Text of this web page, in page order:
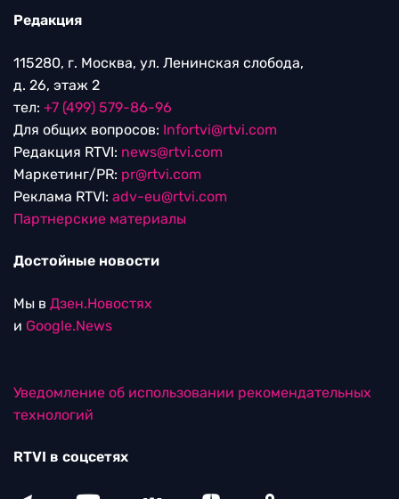
Редакция
115280, г. Москва, ул. Ленинская слобода,
д. 26, этаж 2
тел: +7 (499) 579-86-96
Для общих вопросов: Infortvi@rtvi.com
Редакция RTVI: news@rtvi.com
Маркетинг/PR: pr@rtvi.com
Реклама RTVI: adv-eu@rtvi.com
Партнерские материалы
Достойные новости
Мы в Дзен.Новостях
и Google.News
Уведомление об использовании рекомендательных
технологий
RTVI в соцсетях